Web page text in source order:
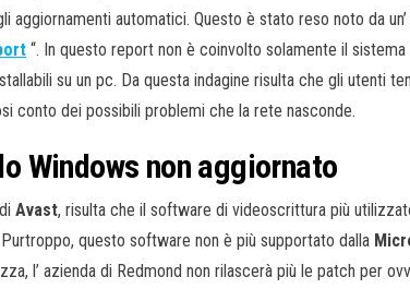
aggiornamenti automatici. Questo è stato reso noto da
“. In questo report non è coinvolto solamente il
su un pc. Da questa indagine risulta che gli utenti
conto dei possibili problemi che la rete nasconde.
Windows non aggiornato
Avast, risulta che il software di videoscrittura più
questo software non è più supportato dalla
l’ azienda di Redmond non rilascerà più le patch per